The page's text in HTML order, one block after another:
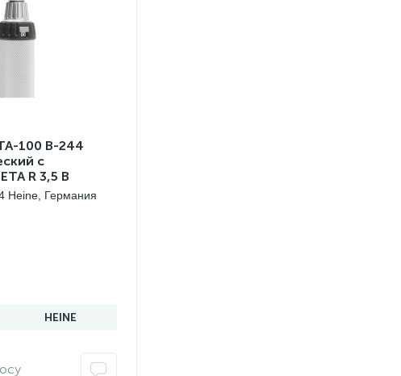
100 В-244
с
R 3,5 В
штекерной
Heine, Германия
HEINE